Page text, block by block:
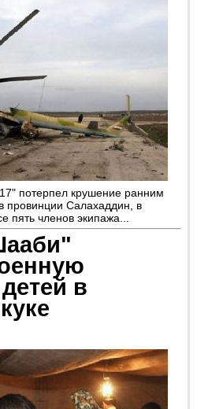
потерпел крушение ранним
провинции Салахаддин, в
пять членов экипажа...
в